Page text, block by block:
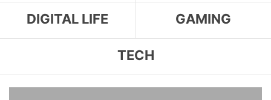
DIGITAL LIFE GAMING
TECH